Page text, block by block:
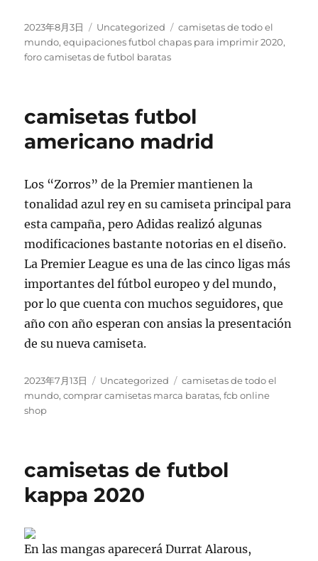
Publicado
el
2023年8月3日 Categorías
Uncategorized Etiquetas
camisetas de todo el
mundo,equipaciones futbol chapas para imprimir 2020,
foro camisetas de futbol baratas
camisetas futbol
americano madrid
Los “Zorros” de la Premier mantienen la
tonalidad azul rey en su camiseta principal para
esta campaña, pero Adidas realizó algunas
modificaciones bastante notorias en el diseño.
La Premier League es una de las cinco ligas más
importantes del fútbol europeo y del mundo,
por lo que cuenta con muchos seguidores, que
año con año esperan con ansias la presentación
de su nueva camiseta.
Publicado
el
2023年7月13日 Categorías
Uncategorized Etiquetas
camisetas de todo el
mundo,comprar camisetas marca baratas,fcb online
shop
camisetas de futbol
kappa 2020
En las mangas aparecerá Durrat Alarous,